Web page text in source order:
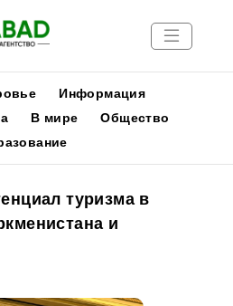
Информация
В мире
Общество
туризма в
и